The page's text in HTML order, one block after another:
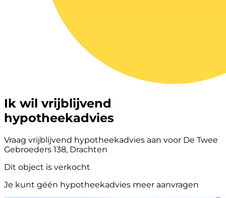
Ik wil vrijblijvend
hypotheekadvies
Vraag vrijblijvend hypotheekadvies aan voor De Twee
Gebroeders 138, Drachten
Dit object is verkocht
Je kunt géén hypotheekadvies meer aanvragen